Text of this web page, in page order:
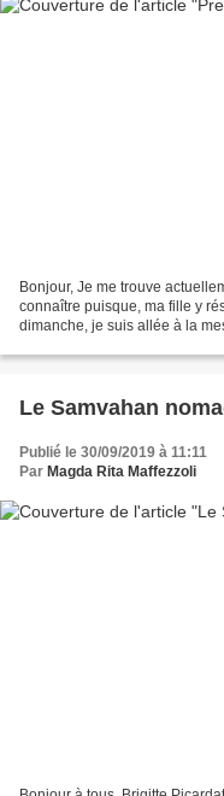
Bonjour, Je me trouve
connaître puisque, ma fille y
dimanche, je suis allée à la
Le Samvahan
Publié le 30/09/2019 à 11:11
Par Magda Rita Maffezzoli